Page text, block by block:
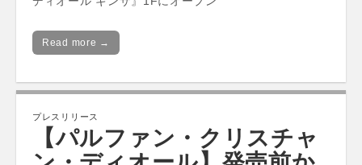
Read more →
プレスリリース
【パルファン・クリスチャ